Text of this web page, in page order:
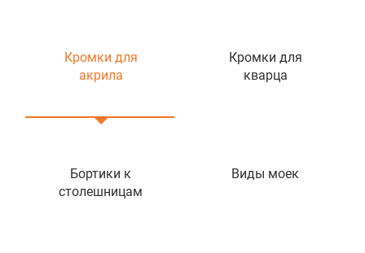
Кромки для
акрила
Кромки для
кварца
Бортики к
столешницам
Виды моек